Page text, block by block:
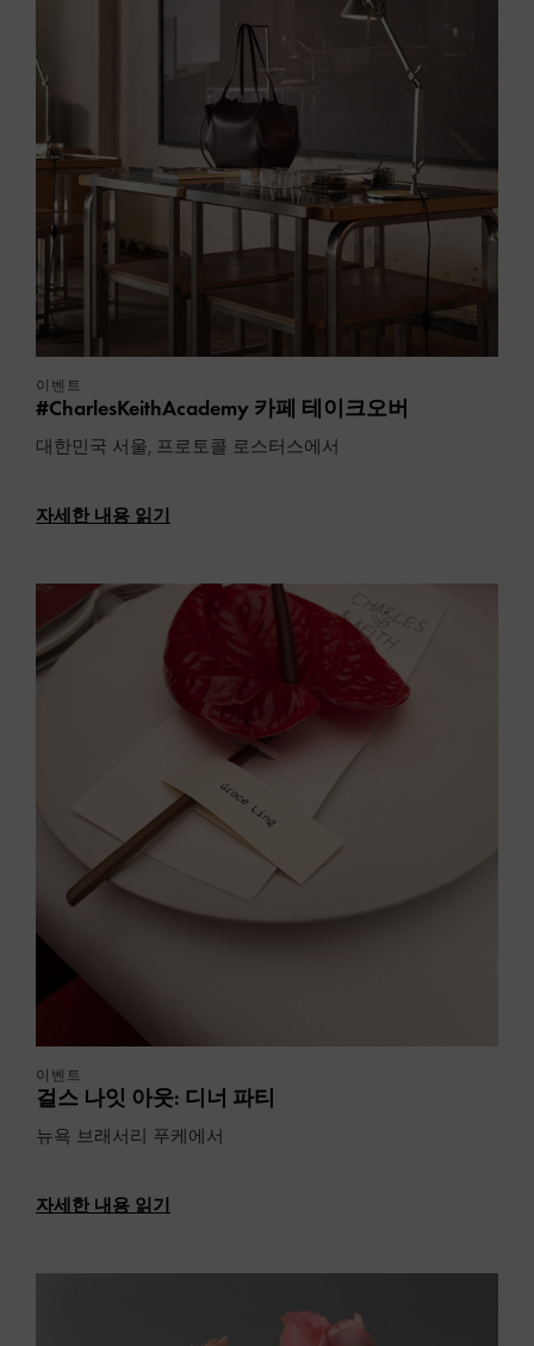
이벤트
#CharlesKeithAcademy 카페 테이크오버
대한민국 서울, 프로토콜 로스터스에서
자세한 내용 읽기
이벤트
걸스 나잇 아웃: 디너 파티
뉴욕 브래서리 푸케에서
자세한 내용 읽기